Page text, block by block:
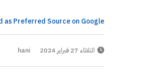
as Preferred Source on Google
الثلاثاء 27 فبراير 2024 hani